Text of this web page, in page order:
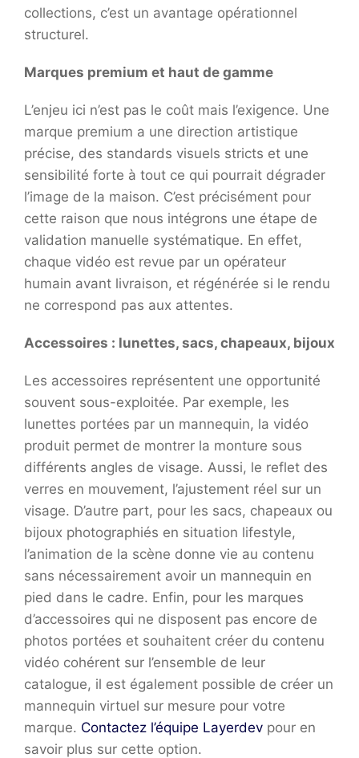
collections, c’est un avantage opérationnel
structurel.
Marques premium et haut de gamme
L’enjeu ici n’est pas le coût mais l’exigence. Une
marque premium a une direction artistique
précise, des standards visuels stricts et une
sensibilité forte à tout ce qui pourrait dégrader
l’image de la maison. C’est précisément pour
cette raison que nous intégrons une étape de
validation manuelle systématique. En effet,
chaque vidéo est revue par un opérateur
humain avant livraison, et régénérée si le rendu
ne correspond pas aux attentes.
Accessoires : lunettes, sacs, chapeaux, bijoux
Les accessoires représentent une opportunité
souvent sous-exploitée. Par exemple, les
lunettes portées par un mannequin, la vidéo
produit permet de montrer la monture sous
différents angles de visage. Aussi, le reflet des
verres en mouvement, l’ajustement réel sur un
visage. D’autre part, pour les sacs, chapeaux ou
bijoux photographiés en situation lifestyle,
l’animation de la scène donne vie au contenu
sans nécessairement avoir un mannequin en
pied dans le cadre. Enfin, pour les marques
d’accessoires qui ne disposent pas encore de
photos portées et souhaitent créer du contenu
vidéo cohérent sur l’ensemble de leur
catalogue, il est également possible de créer un
mannequin virtuel sur mesure pour votre
marque. Contactez l’équipe Layerdev pour en
savoir plus sur cette option.